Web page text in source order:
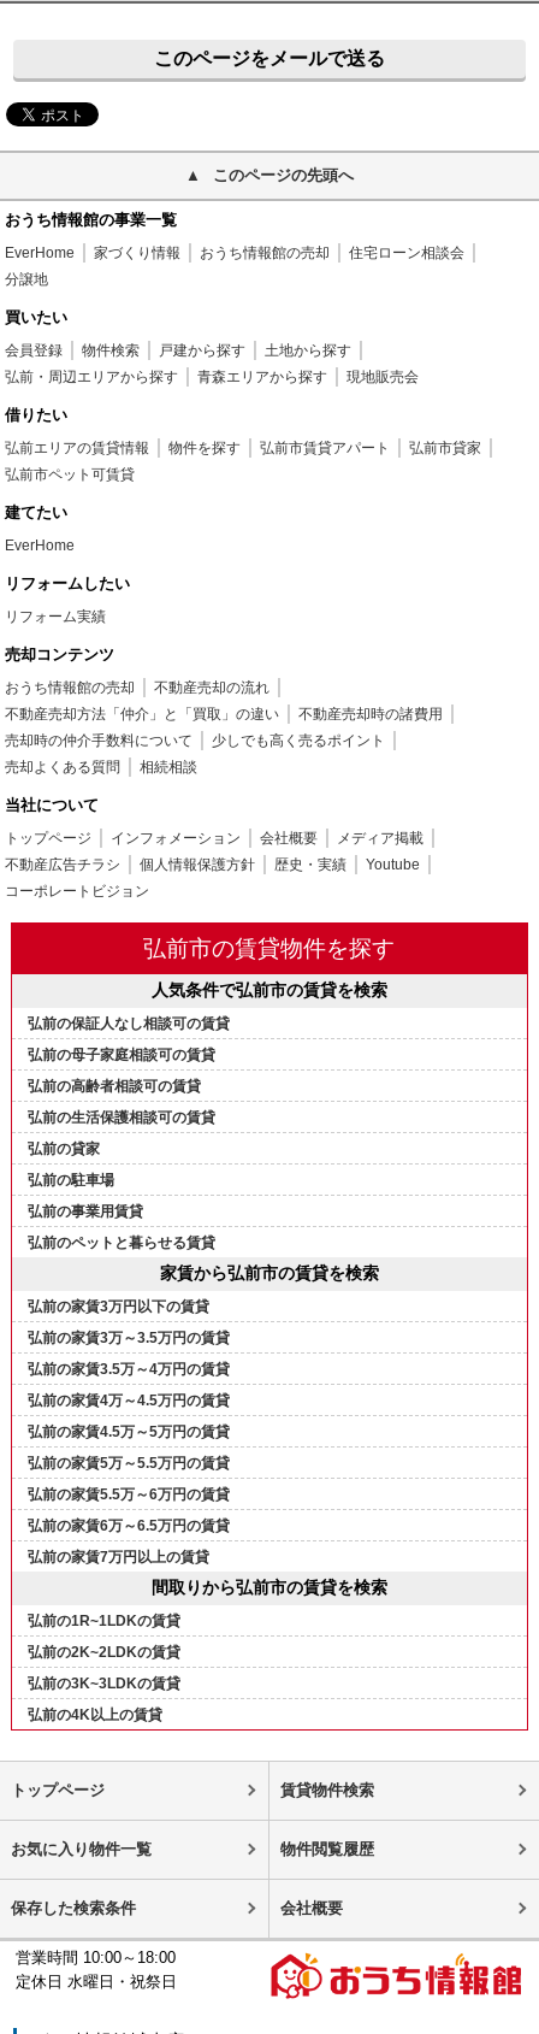
このページをメールで送る
このページの先頭へ
おうち情報館の事業一覧
EverHome 家づくり情報 おうち情報館の売却
住宅ローン相談会
分譲地
買いたい
会員登録 物件検索 戸建から探す
土地から探す
弘前・周辺エリアから探す
青森エリアから探す 現地販売会
借りたい
弘前エリアの賃貸情報 物件を探す 弘前市賃貸アパート
弘前市貸家
弘前市ペット可賃貸
建てたい
EverHome
リフォームしたい
リフォーム実績
売却コンテンツ
おうち情報館の売却
不動産売却の流れ
不動産売却方法「仲介」と「買取」の違い
不動産売却時の諸費用
売却時の仲介手数料について
少しでも高く売るポイント
売却よくある質問
相続相談
当社について
トップページ インフォメーション 会社概要
メディア掲載
不動産広告チラシ
個人情報保護方針 歴史・実績
Youtube
コーポレートビジョン
弘前市の賃貸物件を探す
人気条件で弘前市の賃貸を検索
弘前の保証人なし相談可の賃貸
弘前の母子家庭相談可の賃貸
弘前の高齢者相談可の賃貸
弘前の生活保護相談可の賃貸
弘前の貸家
弘前の駐車場
弘前の事業用賃貸
弘前のペットと暮らせる賃貸
家賃から弘前市の賃貸を検索
弘前の家賃3万円以下の賃貸
弘前の家賃3万～3.5万円の賃貸
弘前の家賃3.5万～4万円の賃貸
弘前の家賃4万～4.5万円の賃貸
弘前の家賃4.5万～5万円の賃貸
弘前の家賃5万～5.5万円の賃貸
弘前の家賃5.5万～6万円の賃貸
弘前の家賃6万～6.5万円の賃貸
弘前の家賃7万円以上の賃貸
間取りから弘前市の賃貸を検索
弘前の1R~1LDKの賃貸
弘前の2K~2LDKの賃貸
弘前の3K~3LDKの賃貸
弘前の4K以上の賃貸
トップページ 賃貸物件検索
お気に入り物件一覧 物件閲覧履歴
保存した検索条件 会社概要
営業時間 10:00～18:00
定休日 水曜日・祝祭日